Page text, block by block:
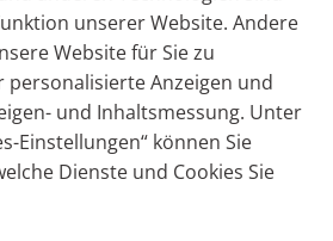
unserer Website. Andere
Website für Sie zu
personalisierte Anzeigen und
und Inhaltsmessung. Unter
Einstellungen“ können Sie
Dienste und Cookies Sie
zu verbessern:
der
Physiotherapeutin Angelika von
zur Selbsthilfe – mit konkreten
bei COPD?
Schleim?
COPD?
Atemnot?
zuhause?